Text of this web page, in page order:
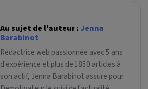
Au sujet de l'auteur : Jenna
Barabinot
Rédactrice web passionnée avec 5 ans
d'expérience et plus de 1850 articles à
son actif, Jenna Barabinot assure pour